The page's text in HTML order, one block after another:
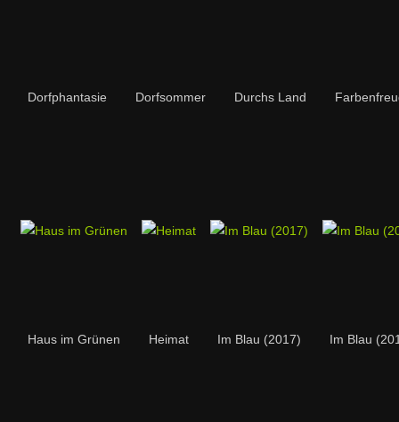
Dorfphantasie Dorfsommer Durchs Land
Haus im Grünen Heimat Im Blau (2017) Im Blau